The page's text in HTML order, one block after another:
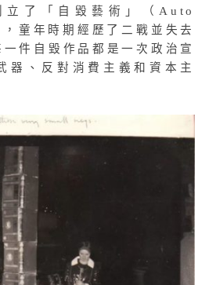
立了「自毀藝術」（Auto
年時期經歷了二戰並失去
件自毀作品都是一次政治宣
器、反對消費主義和資本主